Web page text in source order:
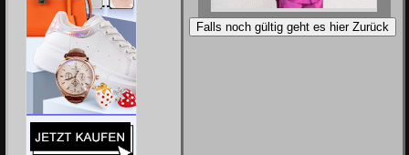
Falls noch gültig geht es hier Zurück